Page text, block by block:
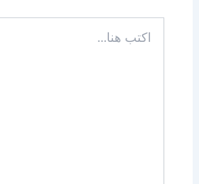
هنا...